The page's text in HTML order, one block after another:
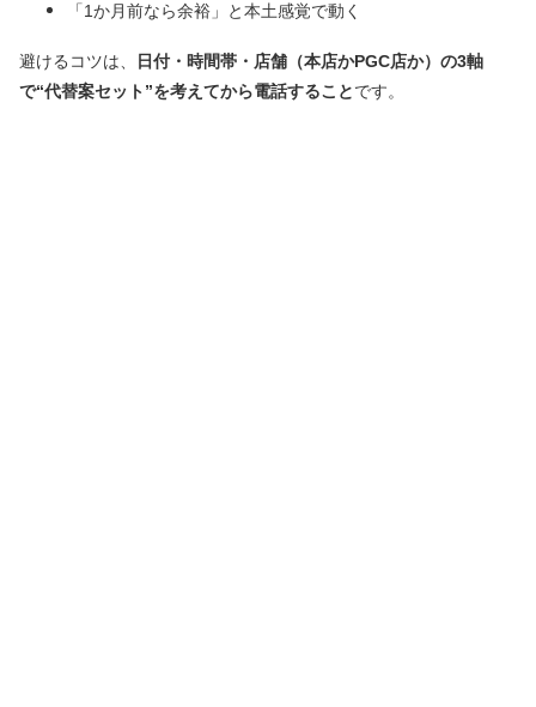
「1か月前なら余裕」と本土感覚で動く
避けるコツは、
日付・時間帯・店舗（本店かPGC店か）の3軸
で“代替案セット”を考えてから電話することです。